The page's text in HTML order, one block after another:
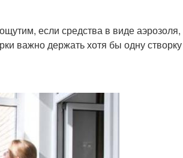
если средства в виде аэрозоля,
важно держать хотя бы одну